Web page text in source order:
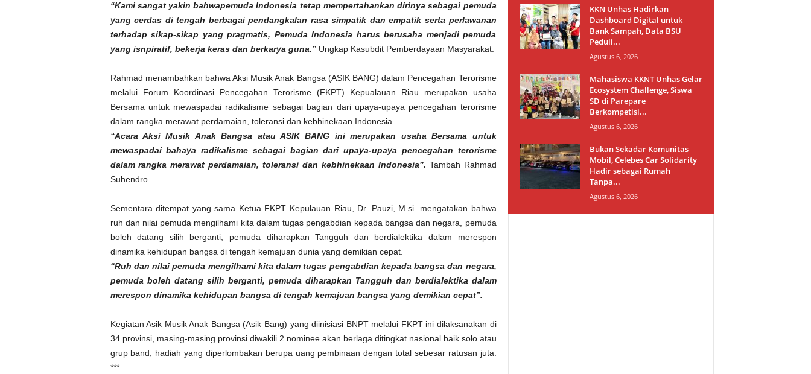
“Kami sangat yakin bahwapemuda Indonesia tetap mempertahankan dirinya sebagai pemuda
yang cerdas di tengah berbagai pendangkalan rasa simpatik dan empatik serta perlawanan
terhadap sikap-sikap yang pragmatis, Pemuda Indonesia harus berusaha menjadi pemuda
yang isnpiratif, bekerja keras dan berkarya guna.”Ungkap Kasubdit Pemberdayaan Masyarakat.
Rahmad menambahkan bahwa Aksi Musik Anak Bangsa (ASIK BANG) dalam Pencegahan Terorisme
melalui Forum Koordinasi Pencegahan Terorisme (FKPT) Kepualauan Riau merupakan usaha
Bersama untuk mewaspadai radikalisme sebagai bagian dari upaya-upaya pencegahan terorisme
dalam rangka merawat perdamaian, toleransi dan kebhinekaan Indonesia.
“Acara Aksi Musik Anak Bangsa atau ASIK BANG ini merupakan usaha Bersama untuk
mewaspadai bahaya radikalisme sebagai bagian dari upaya-upaya pencegahan terorisme
dalam rangka merawat perdamaian, toleransi dan kebhinekaan Indonesia”. Tambah Rahmad
Suhendro.
Sementara ditempat yang sama Ketua FKPT Kepulauan Riau, Dr. Pauzi, M.si. mengatakan bahwa
ruh dan nilai pemuda mengilhami kita dalam tugas pengabdian kepada bangsa dan negara, pemuda
boleh datang silih berganti, pemuda diharapkan Tangguh dan berdialektika dalam merespon
dinamika kehidupan bangsa di tengah kemajuan dunia yang demikian cepat.
“Ruh dan nilai pemuda mengilhami kita dalam tugas pengabdian kepada bangsa dan negara,
pemuda boleh datang silih berganti, pemuda diharapkan Tangguh dan berdialektika dalam
merespon dinamika kehidupan bangsa di tengah kemajuan bangsa yang demikian cepat”.
Kegiatan Asik Musik Anak Bangsa (Asik Bang) yang diinisiasi BNPT melalui FKPT ini dilaksanakan di
34 provinsi, masing-masing provinsi diwakili 2 nominee akan berlaga ditingkat nasional baik solo atau
grup band, hadiah yang diperlombakan berupa uang pembinaan dengan total sebesar ratusan juta.
***
KKN Unhas Hadirkan
Dashboard Digital untuk
Bank Sampah, Data BSU
Peduli...
Agustus 6, 2026
Mahasiswa KKNT Unhas Gelar
Ecosystem Challenge, Siswa
SD di Parepare
Berkompetisi...
Agustus 6, 2026
Bukan Sekadar Komunitas
Mobil, Celebes Car Solidarity
Hadir sebagai Rumah
Tanpa...
Agustus 6, 2026